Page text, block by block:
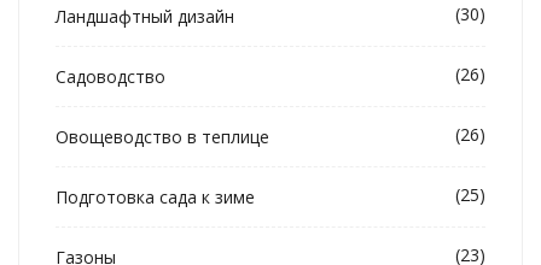
Ландшафтный дизайн (30)
Садоводство (26)
Овощеводство в теплице (26)
Подготовка сада к зиме (25)
Газоны (23)